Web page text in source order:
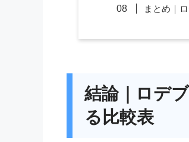
まとめ｜
結論｜ロデ
る比較表